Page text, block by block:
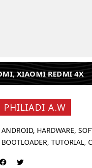
,XIAOMI REDMI 4X
PHILIADI A.W
ANDROID, HARDWARE,
BOOTLOADER, TUTORIAL,